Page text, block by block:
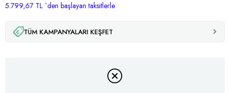
5.799,67 TL `den başlayan taksitlerle
TÜM KAMPANYALARI KEŞFET